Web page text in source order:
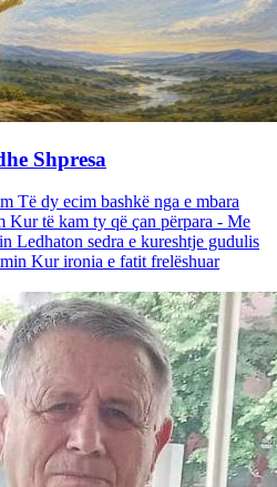
Shpresa
Të dy ecim bashkë nga e mbara
Kur të kam ty që çan përpara - Me
Ledhaton sedra e kureshtje gudulis
Kur ironia e fatit frelëshuar